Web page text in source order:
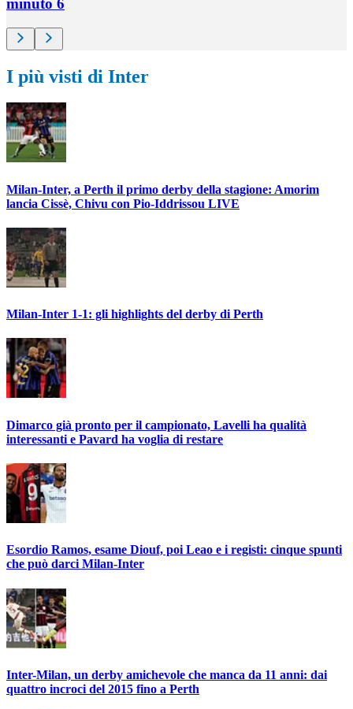
minuto 6
I più visti di Inter
Milan-Inter, a Perth il primo derby della stagione: Amorim
lancia Cissè, Chivu con Pio-Iddrissou LIVE
Milan-Inter 1-1: gli highlights del derby di Perth
Dimarco già pronto per il campionato, Lavelli ha qualità
interessanti e Pavard ha voglia di restare
Esordio Ramos, esame Diouf, poi Leao e i registi: cinque spunti
che può darci Milan-Inter
Inter-Milan, un derby amichevole che manca da 11 anni: dai
quattro incroci del 2015 fino a Perth